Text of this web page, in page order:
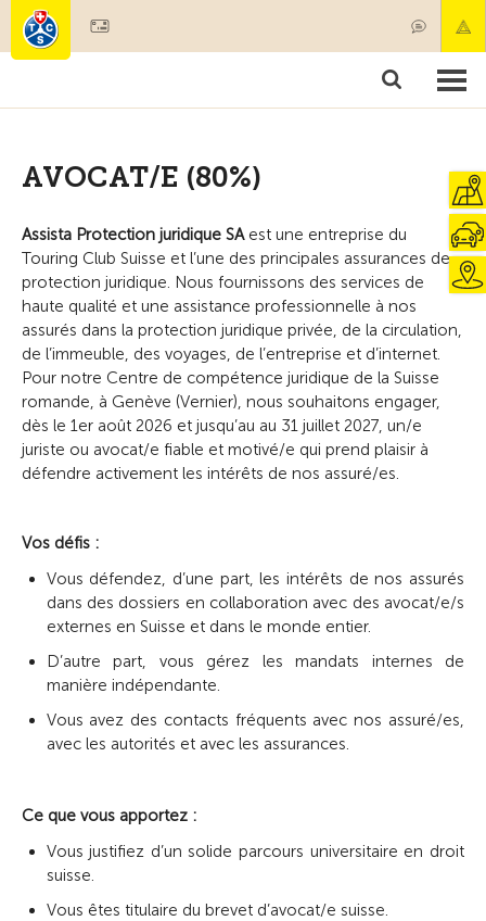
Societariato & prestazioni
AVOCAT/E (80%)
Assista Protection juridique SAest une entreprise du
Touring Club Suisse et l’une des principales assurances de
protection juridique. Nous fournissons des services de
haute qualité et une assistance professionnelle à nos
assurés dans la protection juridique privée, de la circulation,
de l’immeuble, des voyages, de l’entreprise et d’internet.
Pour notre Centre de compétence juridique de la Suisse
romande, à Genève (Vernier), nous souhaitons engager,
dès le 1er août 2026 et jusqu’au au 31 juillet 2027, un/e
juriste ou avocat/e fiable et motivé/e qui prend plaisir à
défendre activement les intérêts de nos assuré/es.
Vos défis :
Vous défendez, d’une part, les intérêts de nos assurés
dans des dossiers en collaboration avec des avocat/e/s
externes en Suisse et dans le monde entier.
D’autre part, vous gérez les mandats internes de
manière indépendante.
Vous avez des contacts fréquents avec nos assuré/es,
avec les autorités et avec les assurances.
Ce que vous apportez :
Vous justifiez d’un solide parcours universitaire en droit
suisse.
Vous êtes titulaire du brevet d’avocat/e suisse.